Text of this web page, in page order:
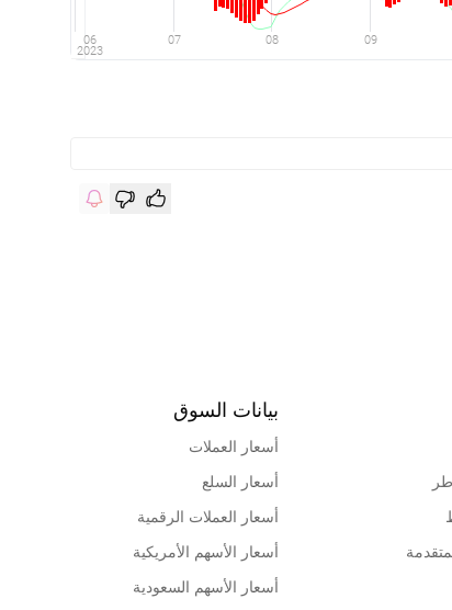
بيانات السوق
أسعار العملات
أسعار السلع
أسعار العملات الرقمية
أسعار الأسهم الأمريكية
أسعار الأسهم السعودية